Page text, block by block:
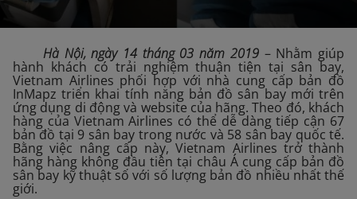
Hà Nội, ngày 14 tháng 03 năm 2019– Nhằm giúp
hành khách có trải nghiệm thuận tiện tại sân bay,
Vietnam Airlines phối hợp với nhà cung cấp bản đồ
InMapz triển khai tính năng bản đồ sân bay mới trên
ứng dụng di động và website của hãng. Theo đó, khách
hàng của Vietnam Airlines có thể dễ dàng tiếp cận 67
bản đồ tại 9 sân bay trong nước và 58 sân bay quốc tế.
Bằng việc nâng cấp này, Vietnam Airlines trở thành
hãng hàng không đầu tiên tại châu Á cung cấp bản đồ
sân bay kỹ thuật số với số lượng bản đồ nhiều nhất thế
giới.